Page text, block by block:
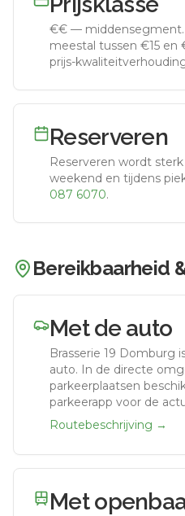
€€ — middensegment.
meestal tussen €15 en
prijs-
Reserveren
Reserveren wordt
weekend en tijdens
087 6070.
Bereikbaarheid
Met de auto
Brasserie 19 Domburg
auto. In de directe
parkeerplaatsen
parkeerapp voor de
Routebeschrijving →
Met